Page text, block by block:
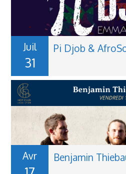
Juil
31
Pi Djob &
Avr Benjamin